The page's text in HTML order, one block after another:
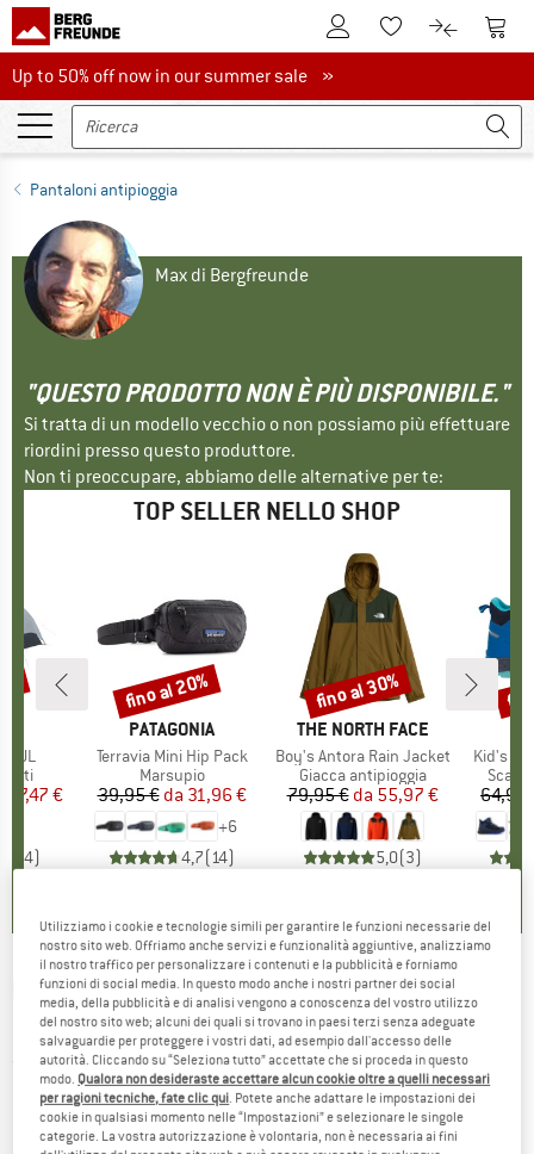
Al conto clienteAlla lista
Al Al
Up to 50% off now in our summer sale
Up to 50% off now in our summer sale »
Pantaloni antipioggia
Max di Bergfreunde
"QUESTO PRODOTTO NON È PIÙ DISPONIBILE."
Si tratta di un modello vecchio o non possiamo più effettuare
riordini presso questo produttore.
Non ti preoccupare, abbiamo delle alternative per te:
TOP SELLER NELLO SHOP
UL
ridotto
247,47 €
4)
MARCHIO
PATAGONIA
Articolo
Terravia Mini Hip Pack
Gruppo di prodotti
Marsupio
Prezzo
39,95 € Prezzo ridotto
da 31,96 €
+6
4,7(14)
Sconto
fino al 20%
MARCHIO
THE NORTH FACE
Articolo
Boy's Antora Rain Jacket
Gruppo di prodotti
Giacca antipioggia
Prezzo
79,95 € Prezzo ridotto
da 55,97 €
5,0(3)
Sconto
fino al 30%
Articolo
Kid's
64,95
NAMUK -Kid's Hain Regenhose Twine -
Pantaloni antipioggia
(0)
Utilizziamo i cookie e tecnologie simili per garantire le funzioni necessarie del
nostro sito web. Offriamo anche servizi e funzionalità aggiuntive, analizziamo
il nostro traffico per personalizzare i contenuti e la pubblicità e forniamo
funzioni di social media. In questo modo anche i nostri partner dei social
media, della pubblicità e di analisi vengono a conoscenza del vostro utilizzo
del nostro sito web; alcuni dei quali si trovano in paesi terzi senza adeguate
salvaguardie per proteggere i vostri dati, ad esempio dall'accesso delle
autorità. Cliccando su “Seleziona tutto” accettate che si proceda in questo
modo. Qualora non desideraste accettare alcun cookie oltre a quelli necessari
per ragioni tecniche, fate clic qui. Potete anche adattare le impostazioni dei
cookie in qualsiasi momento nelle “Impostazioni” e selezionare le singole
categorie. La vostra autorizzazione è volontaria, non è necessaria ai fini